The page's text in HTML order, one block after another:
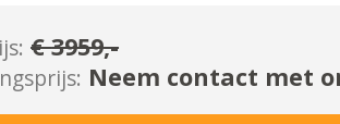
€3959,-
Neem contact met